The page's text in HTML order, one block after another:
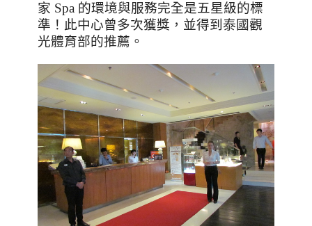
家 Spa 的環境與服務完全是五星級的標
準！此中心曾多次獲獎，並得到泰國觀
光體育部的推薦。